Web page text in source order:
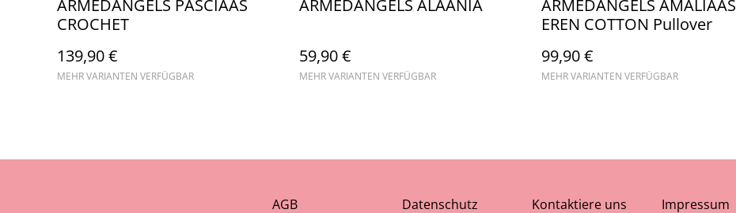
ARMEDANGELS PASCIAAS
CROCHET
139,90 €
MEHR VARIANTEN VERFÜGBAR
ARMEDANGELS ALAANIA
59,90 €
MEHR VARIANTEN VERFÜGBAR
ARMEDANGELS AMALIAAS
EREN COTTON Pullover
99,90 €
MEHR VARIANTEN VERFÜGBAR
AGB Datenschutz Kontaktiere uns Impressum